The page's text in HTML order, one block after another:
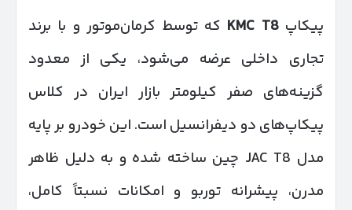
پیکاپKMC T8 که توسط کرمان‌موتور و با برند
تجاری داخلی عرضه می‌شود، یکی از معدود
گزینه‌های صفر کیلومتر بازار ایران در کلاس
پیکاپ‌های دو دیفرانسیل است. این خودرو بر پایه
مدل JAC T8 چین ساخته شده و به دلیل ظاهر
مدرن، پیشرانه توربو و امکانات نسبتاً کامل،